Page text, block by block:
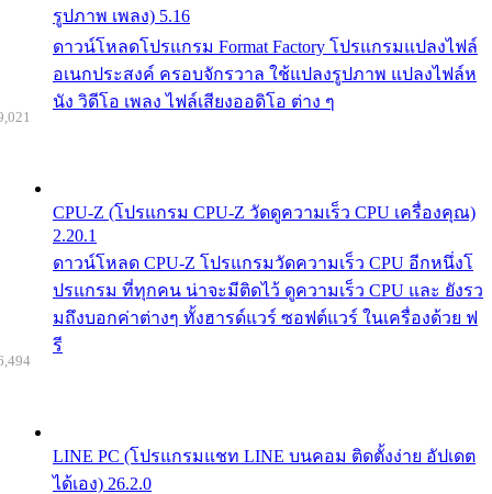
รูปภาพ เพลง) 5.16
ดาวน์โหลดโปรแกรม Format Factory โปรแกรมแปลงไฟล์
อเนกประสงค์ ครอบจักรวาล ใช้แปลงรูปภาพ แปลงไฟล์ห
นัง วิดีโอ เพลง ไฟล์เสียงออดิโอ ต่าง ๆ
CPU-Z (โปรแกรม CPU-Z วัดดูความเร็ว CPU เครื่องคุณ)
2.20.1
ดาวน์โหลด CPU-Z โปรแกรมวัดความเร็ว CPU อีกหนึ่งโ
ปรแกรม ที่ทุกคน น่าจะมีติดไว้ ดูความเร็ว CPU และ ยังรว
มถึงบอกค่าต่างๆ ทั้งฮารด์แวร์ ซอฟต์แวร์ ในเครื่องด้วย ฟ
รี
LINE PC (โปรแกรมแชท LINE บนคอม ติดตั้งง่าย อัปเดต
ได้เอง) 26.2.0